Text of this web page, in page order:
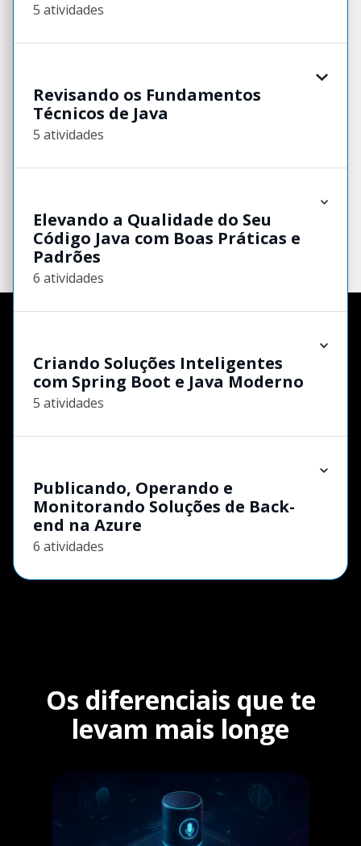
5 atividades
Revisando os Fundamentos
Técnicos de Java
5 atividades
Elevando a Qualidade do Seu
Código Java com Boas Práticas e
Padrões
6 atividades
Criando Soluções Inteligentes
com Spring Boot e Java Moderno
5 atividades
Publicando, Operando e
Monitorando Soluções de Back-
end na Azure
6 atividades
Os diferenciais que te
levam mais longe